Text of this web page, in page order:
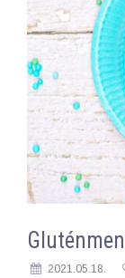
2021.05.18.